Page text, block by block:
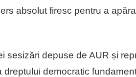
absolut firesc pentru a
sesizări depuse de AUR și
democratic